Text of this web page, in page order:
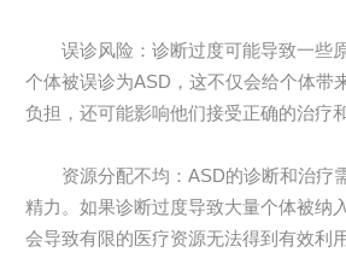
误诊风险：诊断过度可能导致一些
个体被误诊为ASD，这不仅会给个体带
负担，还可能影响他们接受正确的治疗
资源分配不均：ASD的诊断和治疗
精力。如果诊断过度导致大量个体被纳
会导致有限的医疗资源无法得到有效利